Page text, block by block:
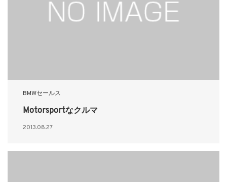
BMWセールス
Motorsportなクルマ
2013.08.27